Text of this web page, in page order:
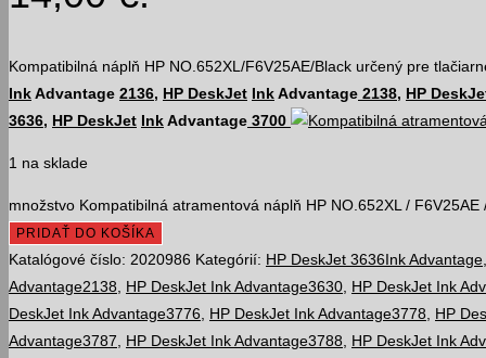
Kompatibilná náplň HP NO.652XL/F6V25AE/Black určený pre
InkAdvantage 2136, HP DeskJet InkAdvantage 2138, HP
3636, HP DeskJet InkAdvantage 3700
1 na sklade
množstvo Kompatibilná atramentová náplň HP NO.652XL / F6V25AE
PRIDAŤ DO KOŠÍKA
Katalógové číslo: 2020986 Kategórií: HP DeskJet 3636Ink Advantage
Advantage2138
HP DeskJet Ink Advantage3630 HP DeskJet Ink
DeskJet Ink Advantage3776
HP DeskJet Ink Advantage3778
HP
Advantage3787
HP DeskJet Ink Advantage3788
HP DeskJet Ink